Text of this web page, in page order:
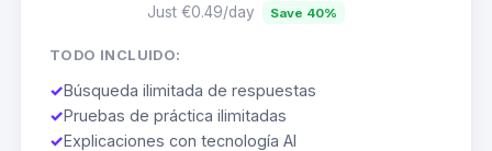
Just €0.49/day Save 40%
TODO INCLUIDO:
✓Búsqueda ilimitada de respuestas
✓Pruebas de práctica ilimitadas
✓Explicaciones con tecnología AI